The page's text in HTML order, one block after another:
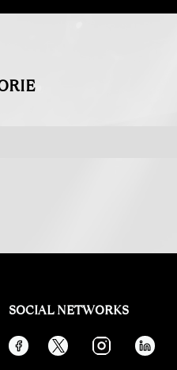
SOCIAL NETWORKS